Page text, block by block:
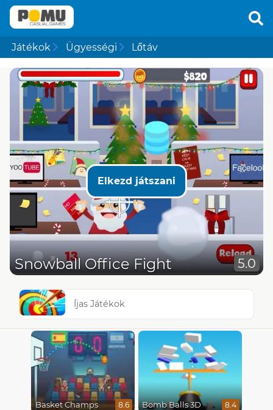
Játékok Ügyességi Lőtáv
Elkezd játszani
Snowball Office Fight 5.0
Íjas Játékok
Basket Champs 8.6 Bomb Balls 3D 8.4